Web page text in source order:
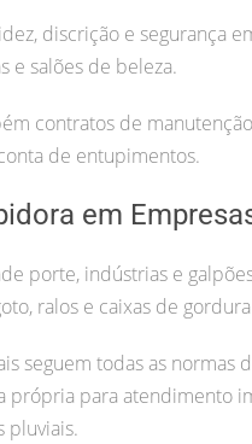
discrição e segurança
e salões de beleza.
contratos de
de entupimentos.
em
porte, indústrias e
ralos e caixas de
seguem todas as
própria para atendimento
pluviais.